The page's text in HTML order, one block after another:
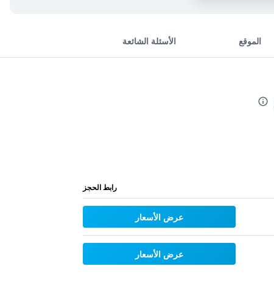
الموقع الأسئلة الشائعة
رابط الحجز
عرض الأسعار
عرض الأسعار